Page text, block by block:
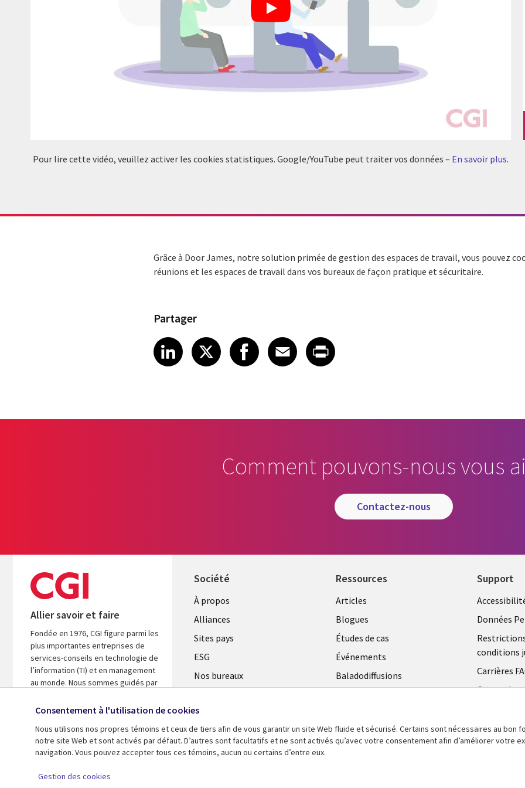
Pour lire cette vidéo, veuillez activer les cookies statistiques. Google/YouTube peut traiter vos données – En savoir plus.
Grâce à Door James, notre solution primée de gestion des espaces de travail, vous pouvez
réunions et les espaces de travail dans vos bureaux de façon pratique et sécuritaire.
Partager
Share article on LinkedIn
LinkedIn
Share article on X
XShare article on Facebook
Facebook
Share article on Email
Email
Share article on Print
Comment pouvons-nous vous
contactez-nous
Allier savoir et faire
Fondée en 1976, CGI figure parmi les
plus importantes entreprises de
services-conseils en technologie de
l’information (TI) et en management
au monde. Nous sommes guidés par
d’accélérer le rendement de vos
En savoir plus
Société
À propos
Alliances
Sites pays
ESG
Nos bureaux
Salle de presse
Ressources
Articles
Blogues
Études de cas
Événements
Baladodiffusions
Support
Données
conditions
Carrières
Centre de
Consentement à l'utilisation de cookies
Nous utilisons nos propres témoins et ceux de tiers afin de vous garantir un site Web fluide et sécurisé. Certains sont nécessaires au bon
notre site Web et sont activés par défaut. D’autres sont facultatifs et ne sont activés qu’avec votre consentement afin d’améliorer votre
navigation. Vous pouvez accepter tous ces témoins, aucun ou certains d’entre eux.
Gestion des cookies